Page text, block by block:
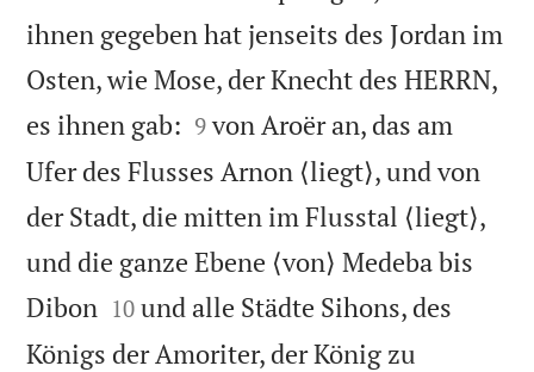
ihnen gegeben hat jenseits des Jordan im
Osten, wie Mose, der Knecht des HERRN,
es ihnen gab: 

9 von Aroër an, das am
Ufer des Flusses Arnon ⟨liegt⟩, und von
der Stadt, die mitten im Flusstal ⟨liegt⟩,
und die ganze Ebene ⟨von⟩ Medeba bis
Dibon 

10 und alle Städte Sihons, des
Königs der Amoriter, der König zu